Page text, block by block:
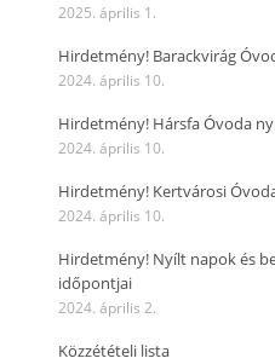
2025. április 1.
Hirdetmény! Barackvirág
2024. április 10.
Hirdetmény! Hársfa Óvoda
2024. április 10.
Hirdetmény! Kertvárosi
2024. április 10.
Hirdetmény! Nyílt napok és
időpontjai
2024. április 2.
Közzétételi lista